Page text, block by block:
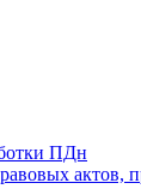
ПДн
актов,